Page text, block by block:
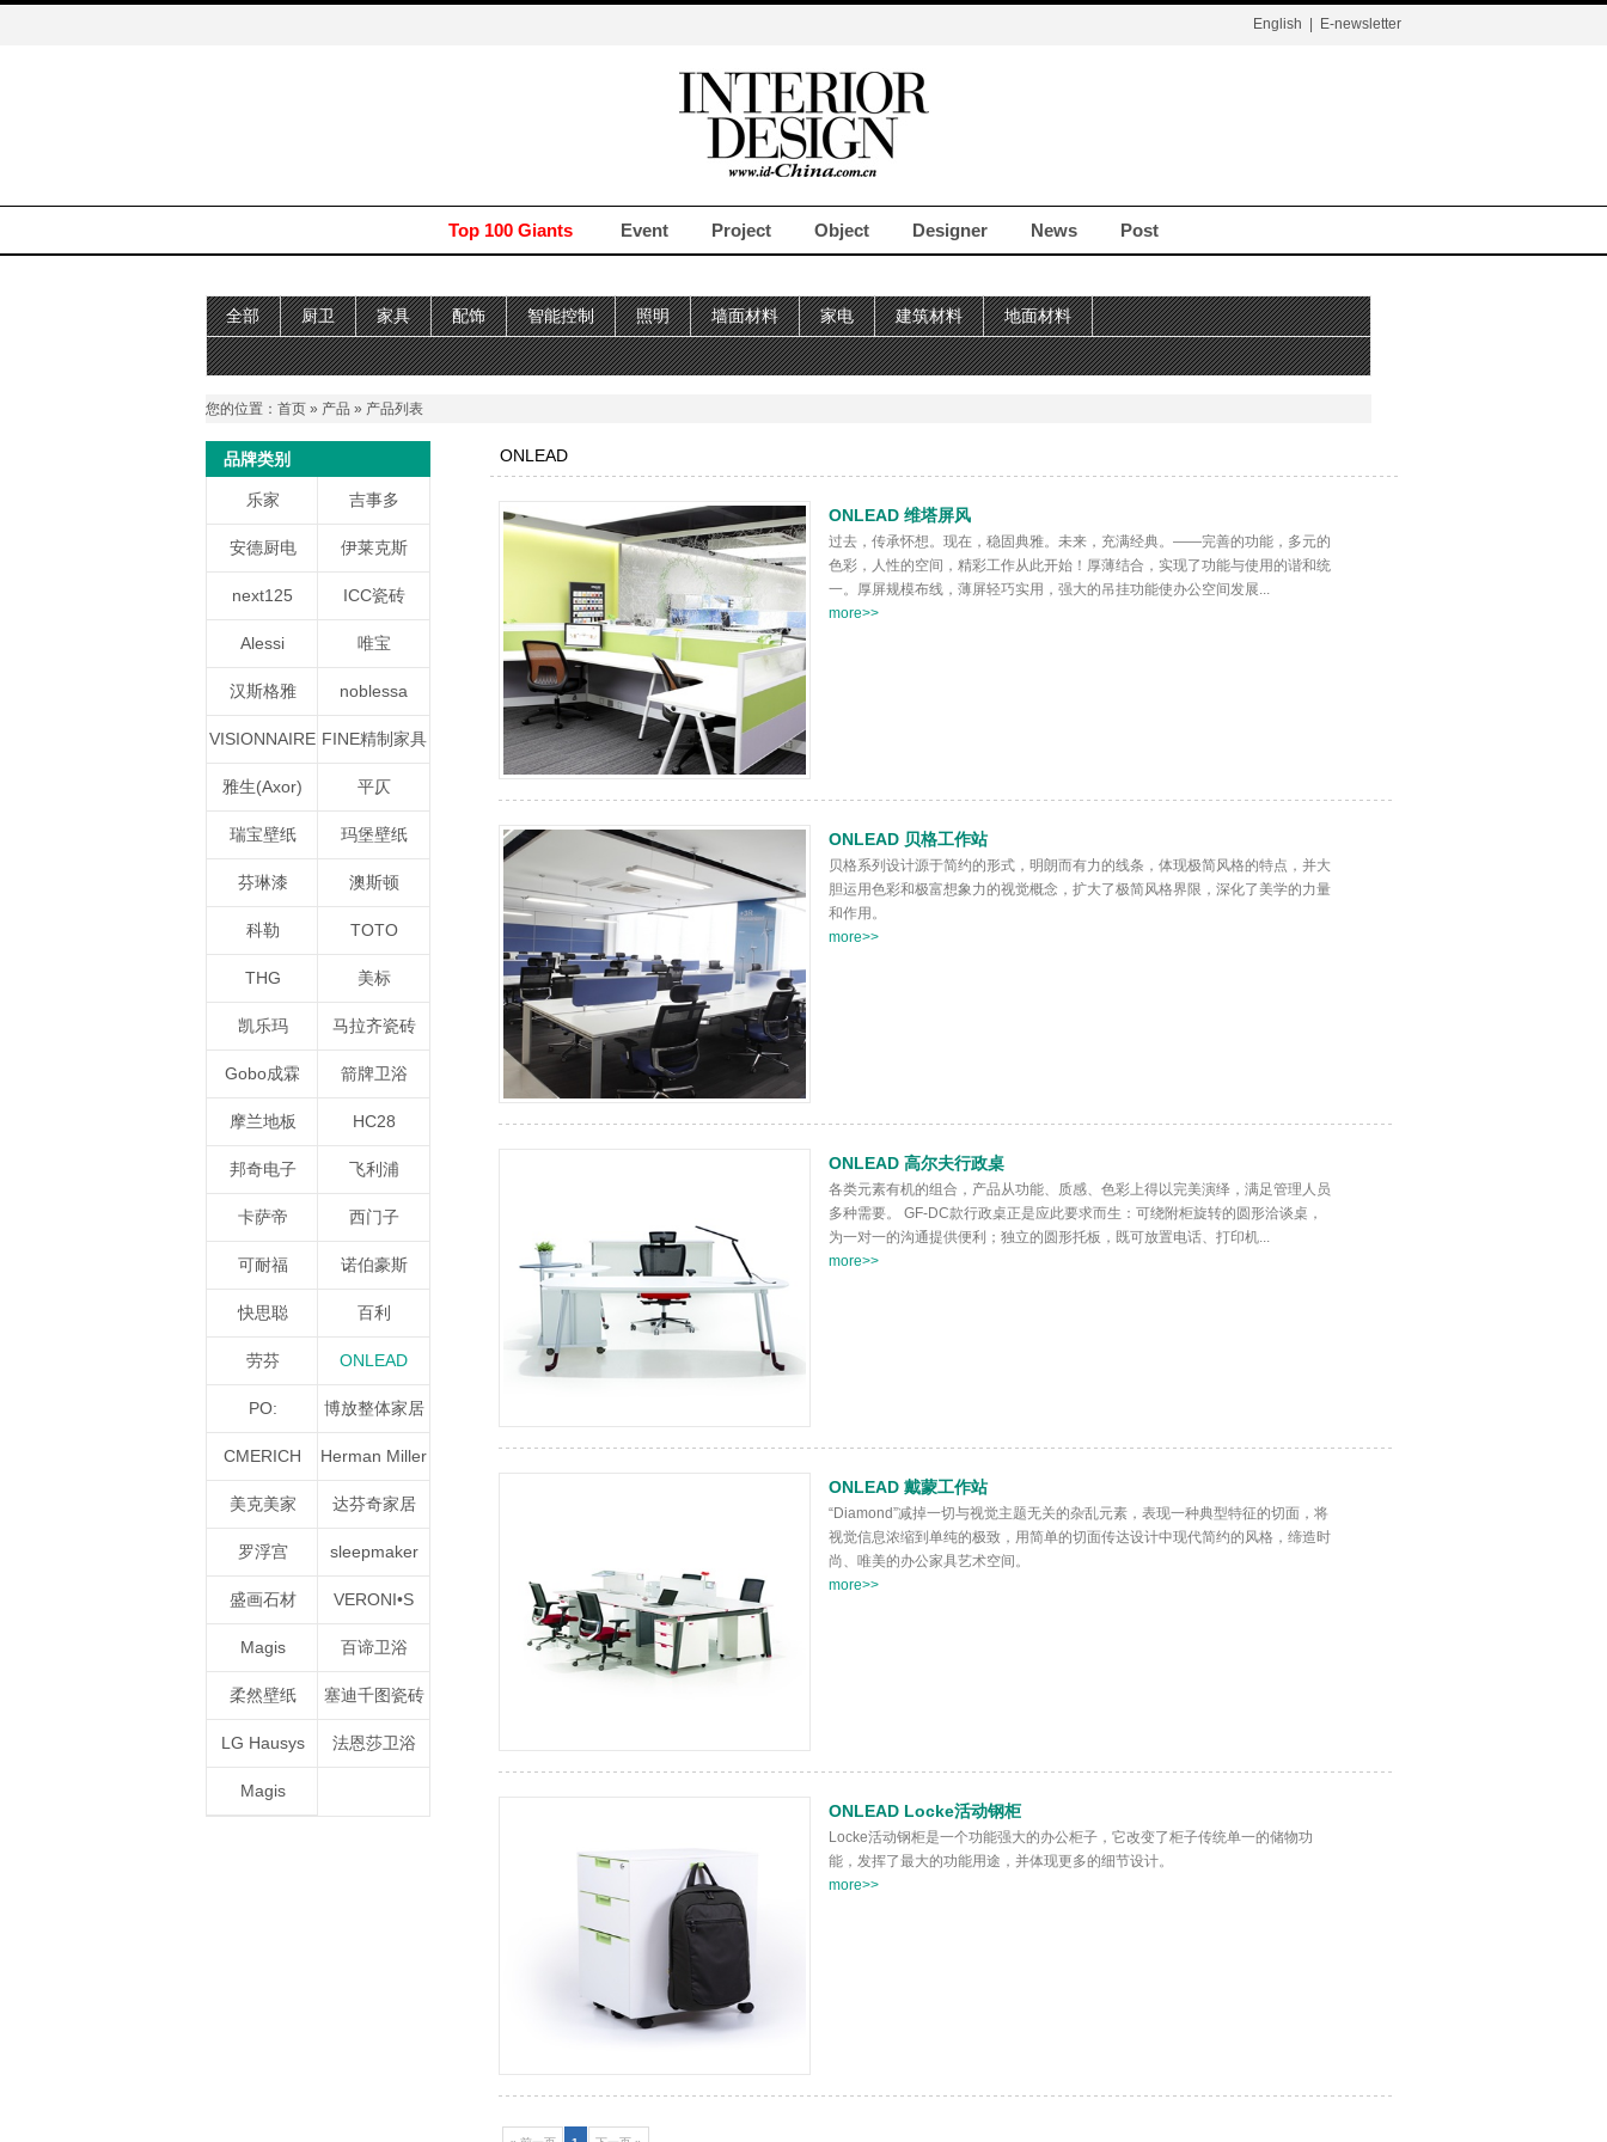
English E-newsletter
Top 100 Giants Event Project Object Designer News Post
全部 厨卫 家具 配饰 智能控制 照明 墙面材料 家电 建筑材料 地面材料
您的位置： 首页 » 产品 » 产品列表
品牌类别
乐家 吉事多
安德厨电 伊莱克斯
next125 ICC瓷砖
Alessi 唯宝
汉斯格雅 noblessa
VISIONNAIRE FINE精制家具
雅生(Axor) 平仄
瑞宝壁纸 玛堡壁纸
芬琳漆 澳斯顿
科勒 TOTO
THG 美标
凯乐玛 马拉齐瓷砖
Gobo成霖 箭牌卫浴
摩兰地板 HC28
邦奇电子 飞利浦
卡萨帝 西门子
可耐福 诺伯豪斯
快思聪 百利
劳芬 ONLEAD
PO: 博放整体家居
CMERICH Herman Miller
美克美家 达芬奇家居
罗浮宫 sleepmaker
盛画石材 VERONI•S
Magis 百谛卫浴
柔然壁纸 塞迪千图瓷砖
LG Hausys 法恩莎卫浴
Magis
ONLEAD
ONLEAD 维塔屏风
过去，传承怀想。现在，稳固典雅。未来，充满经典。——完善的功能，多元的
色彩，人性的空间，精彩工作从此开始！厚薄结合，实现了功能与使用的谐和统
一。厚屏规模布线，薄屏轻巧实用，强大的吊挂功能使办公空间发展...
more>>
ONLEAD 贝格工作站
贝格系列设计源于简约的形式，明朗而有力的线条，体现极简风格的特点，并大
胆运用色彩和极富想象力的视觉概念，扩大了极简风格界限，深化了美学的力量
和作用。
more>>
ONLEAD 高尔夫行政桌
各类元素有机的组合，产品从功能、质感、色彩上得以完美演绎，满足管理人员
多种需要。 GF-DC款行政桌正是应此要求而生：可绕附柜旋转的圆形洽谈桌，
为一对一的沟通提供便利；独立的圆形托板，既可放置电话、打印机...
more>>
ONLEAD 戴蒙工作站
“Diamond”减掉一切与视觉主题无关的杂乱元素，表现一种典型特征的切面，将
视觉信息浓缩到单纯的极致，用简单的切面传达设计中现代简约的风格，缔造时
尚、唯美的办公家具艺术空间。
more>>
ONLEAD Locke活动钢柜
Locke活动钢柜是一个功能强大的办公柜子，它改变了柜子传统单一的储物功
能，发挥了最大的功能用途，并体现更多的细节设计。
more>>